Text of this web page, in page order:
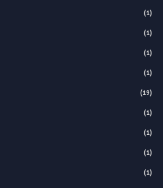
(1)
(1)
(1)
(1)
(19)
(1)
(1)
(1)
(1)